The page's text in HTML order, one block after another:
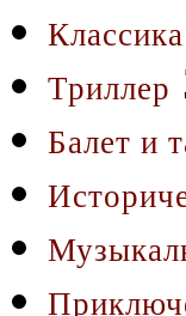
Триллер
Балет и